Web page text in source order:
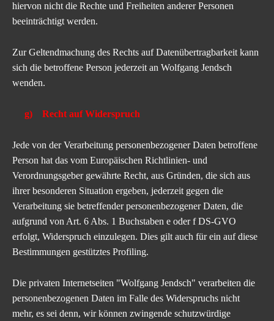
hiervon nicht die Rechte und Freiheiten anderer Personen
beeinträchtigt werden.
Zur Geltendmachung des Rechts auf Datenübertragbarkeit kann
sich die betroffene Person jederzeit an Wolfgang Jendsch
wenden.
g) Recht auf Widerspruch
Jede von der Verarbeitung personenbezogener Daten betroffene
Person hat das vom Europäischen Richtlinien- und
Verordnungsgeber gewährte Recht, aus Gründen, die sich aus
ihrer besonderen Situation ergeben, jederzeit gegen die
Verarbeitung sie betreffender personenbezogener Daten, die
aufgrund von Art. 6 Abs. 1 Buchstaben e oder f DS-GVO
erfolgt, Widerspruch einzulegen. Dies gilt auch für ein auf diese
Bestimmungen gestütztes Profiling.
Die privaten Internetseiten "Wolfgang Jendsch" verarbeiten die
personenbezogenen Daten im Falle des Widerspruchs nicht
mehr, es sei denn, wir können zwingende schutzwürdige